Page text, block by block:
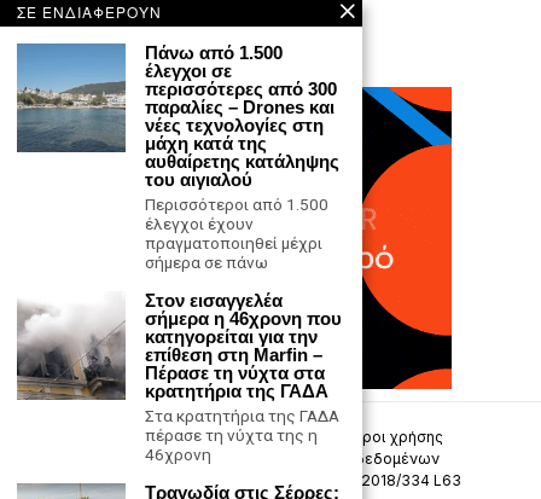
Επικοινωνία Πολιτική Απορρήτου
Όροι χρήσης
Πολιτική προστασίας προσωπικών δεδομένων
Δήλωση συμμόρφωσης -σύσταση (ΕΕ) 2018/334 L63
ΣΕ ΕΝΔΙΑΦΕΡΟΥΝ
Πάνω από 1.500
έλεγχοι σε
περισσότερες από 300
παραλίες – Drones και
νέες τεχνολογίες στη
μάχη κατά της
αυθαίρετης κατάληψης
του αιγιαλού
Περισσότεροι από 1.500
έλεγχοι έχουν
πραγματοποιηθεί μέχρι
σήμερα σε πάνω
Στον εισαγγελέα
σήμερα η 46χρονη που
κατηγορείται για την
επίθεση στη Marfin –
Πέρασε τη νύχτα στα
κρατητήρια της ΓΑΔΑ
Στα κρατητήρια της ΓΑΔΑ
πέρασε τη νύχτα της η
46χρονη
Τραγωδία στις Σέρρες: